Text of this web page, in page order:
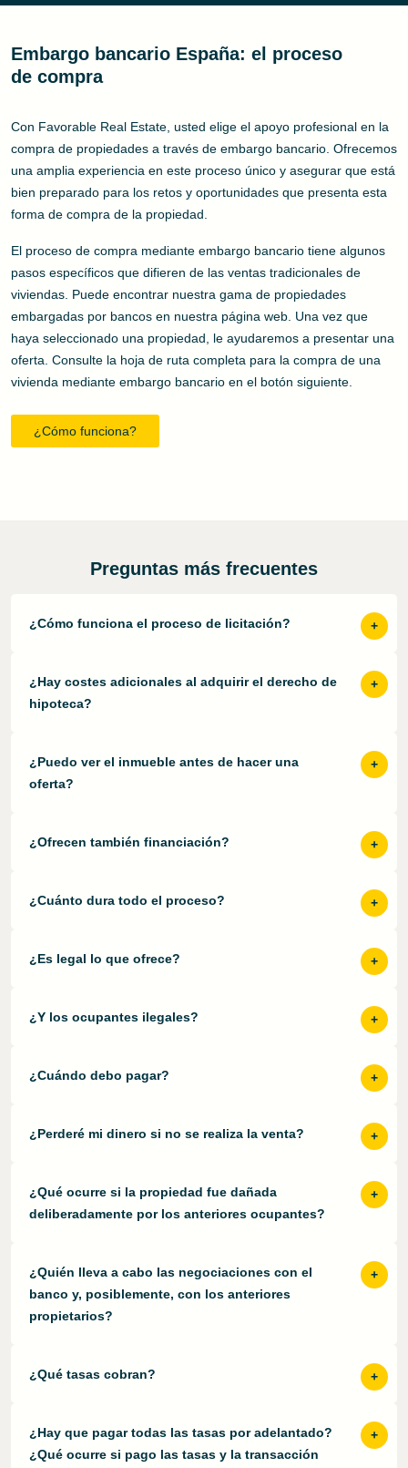
Embargo bancario España: el proceso
de compra
Con Favorable Real Estate, usted elige el apoyo profesional en la
compra de propiedades a través de embargo bancario. Ofrecemos
una amplia experiencia en este proceso único y asegurar que está
bien preparado para los retos y oportunidades que presenta esta
forma de compra de la propiedad.
El proceso de compra mediante embargo bancario tiene algunos
pasos específicos que difieren de las ventas tradicionales de
viviendas. Puede encontrar nuestra gama de propiedades
embargadas por bancos en nuestra página web. Una vez que
haya seleccionado una propiedad, le ayudaremos a presentar una
oferta. Consulte la hoja de ruta completa para la compra de una
vivienda mediante embargo bancario en el botón siguiente.
¿Cómo funciona?
Preguntas más frecuentes
¿Cómo funciona el proceso de licitación?
¿Hay costes adicionales al adquirir el derecho de
hipoteca?
¿Puedo ver el inmueble antes de hacer una
oferta?
¿Ofrecen también financiación?
¿Cuánto dura todo el proceso?
¿Es legal lo que ofrece?
¿Y los ocupantes ilegales?
¿Cuándo debo pagar?
¿Perderé mi dinero si no se realiza la venta?
¿Qué ocurre si la propiedad fue dañada
deliberadamente por los anteriores ocupantes?
¿Quién lleva a cabo las negociaciones con el
banco y, posiblemente, con los anteriores
propietarios?
¿Qué tasas cobran?
¿Hay que pagar todas las tasas por adelantado?
¿Qué ocurre si pago las tasas y la transacción